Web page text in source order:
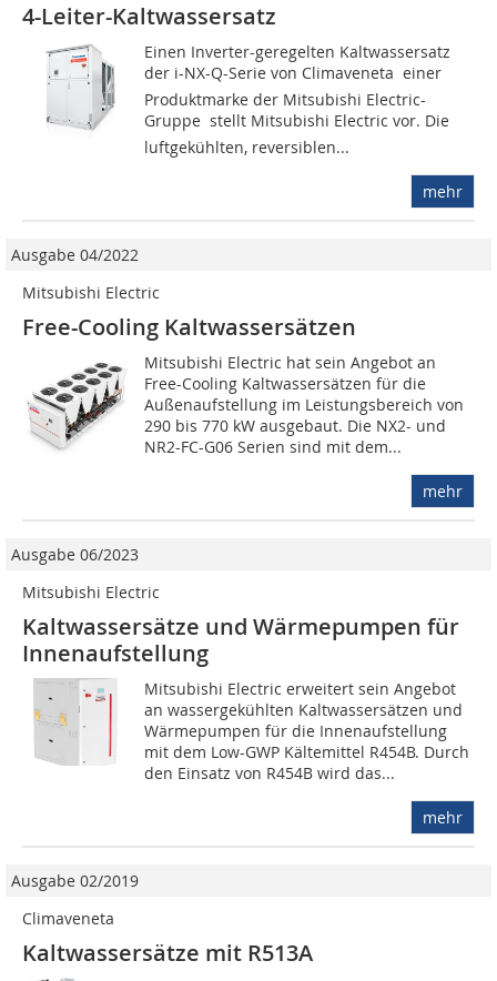
4-Leiter-Kaltwassersatz
Einen Inverter-geregelten Kaltwassersatz
der i-NX-Q-Serie von Climaveneta  einer
Produktmarke der Mitsubishi Electric-
Gruppe  stellt Mitsubishi Electric vor. Die
luftgekühlten, reversiblen...
mehr
Ausgabe 04/2022
Mitsubishi Electric
Free-Cooling Kaltwassersätzen
Mitsubishi Electric hat sein Angebot an
Free-Cooling Kaltwassersätzen für die
Außenaufstellung im Leistungsbereich von
290 bis 770 kW ausgebaut. Die NX2- und
NR2-FC-G06 Serien sind mit dem...
mehr
Ausgabe 06/2023
Mitsubishi Electric
Kaltwassersätze und Wärmepumpen für
Innenaufstellung
Mitsubishi Electric erweitert sein Angebot
an wassergekühlten Kaltwassersätzen und
Wärmepumpen für die Innenaufstellung
mit dem Low-GWP Kältemittel R454B. Durch
den Einsatz von R454B wird das...
mehr
Ausgabe 02/2019
Climaveneta
Kaltwassersätze mit R513A